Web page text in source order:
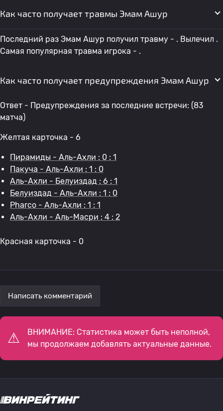
Как часто получает травмы Эмам Ашур
Последний раз Эмам Ашур получил травму - . Вылечил .
Самая популярная травма игрока - .
Как часто получает предупреждения Эмам Ашур
Ответ - Предупреждения за последние встречи: (83
матча)
Желтая карточка - 6
Пирамиды - Аль-Ахли : 0 : 1
Пакуча - Аль-Ахли : 1 : 0
Аль-Ахли - Белуиздад : 6 : 1
Белуиздад - Аль-Ахли : 1 : 0
Pharco - Аль-Ахли : 1 : 1
Аль-Ахли - Аль-Масри : 4 : 2
Красная карточка - 0
Написать комментарий
ВНИМАНИЕ: Статистика может быть неполной,
мы продолжаем добавлять актуальные данные.